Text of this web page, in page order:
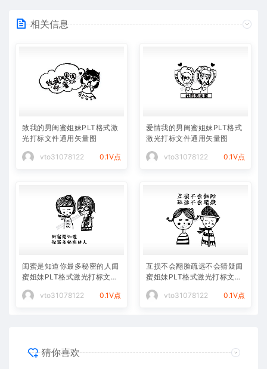
相关信息
致我的男闺蜜姐妹PLT格式激
光打标文件通用矢量图
vto31078122 0.1V点
爱情我的男闺蜜姐妹PLT格式
激光打标文件通用矢量图
vto31078122 0.1V点
闺蜜是知道你最多秘密的人闺
蜜姐妹PLT格式激光打标文件
通用矢量图
vto31078122
0.1V点
互损不会翻脸疏远不会猜疑闺
蜜姐妹PLT格式激光打标文件
通用矢量图
vto31078122
0.1V点
猜你喜欢